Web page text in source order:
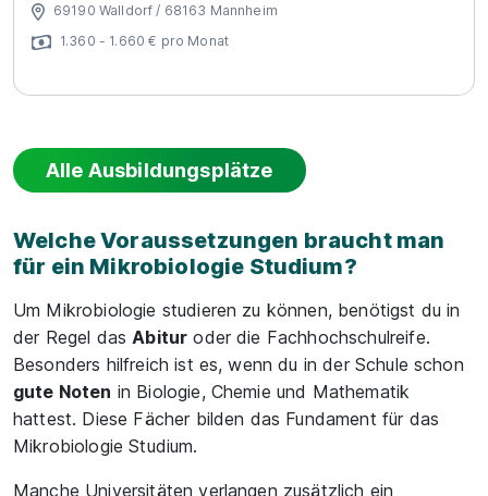
69190 Walldorf / 68163 Mannheim
1.360 - 1.660 € pro Monat
Alle Ausbildungsplätze
Welche Voraussetzungen braucht man
für ein Mikrobiologie Studium?
Um Mikrobiologie studieren zu können, benötigst du in
der Regel dasAbitur oder die Fachhochschulreife.
Besonders hilfreich ist es, wenn du in der Schule schon
gute Noten in Biologie, Chemie und Mathematik
hattest. Diese Fächer bilden das Fundament für das
Mikrobiologie Studium.
Manche Universitäten verlangen zusätzlich ein